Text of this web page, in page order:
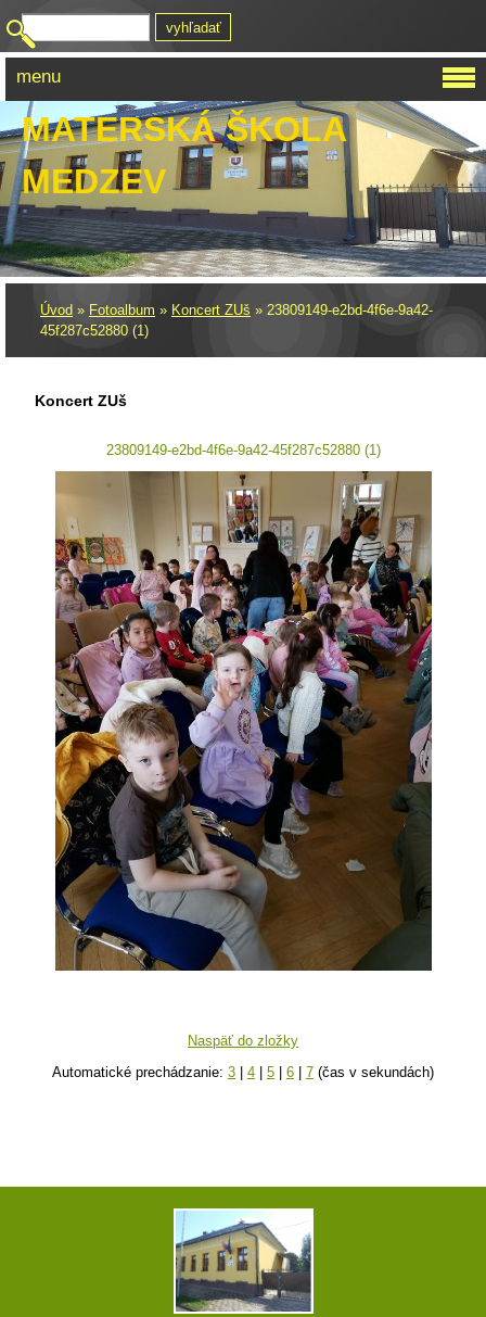
MATERSKÁ ŠKOLA
MEDZEV
Úvod » Fotoalbum » Koncert ZUš » 23809149-e2bd-4f6e-9a42-
45f287c52880 (1)
Koncert ZUš
23809149-e2bd-4f6e-9a42-45f287c52880 (1)
Naspäť do zložky
Automatické prechádzanie: 3 4 5 6 7 (čas v sekundách)
menu